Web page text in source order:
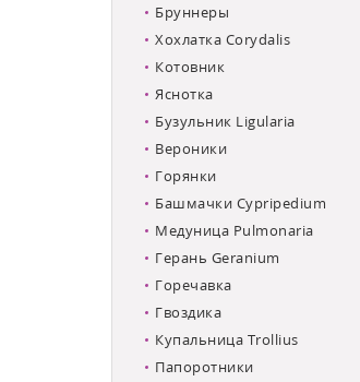
Бруннеры
Хохлатка Corydalis
Котовник
Яснотка
Бузульник Ligularia
Вероники
Горянки
Башмачки Cypripedium
Медуница Pulmonaria
Герань Geranium
Горечавка
Гвоздика
Купальница Trollius
Папоротники